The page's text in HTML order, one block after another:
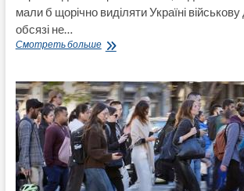
мали б щорічно виділяти Україні
обсязі не…
Смотреть большеПропозиція
п’ять
потужних
країн
НАТО
заблокували
обов’язкові
0,25%
ВВП